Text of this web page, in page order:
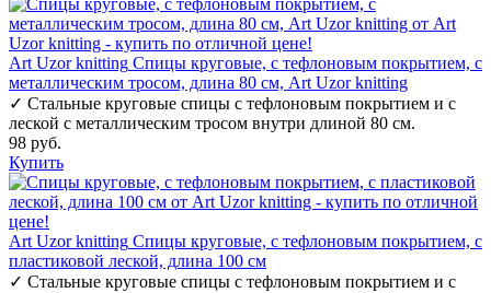
Art Uzor knitting Спицы круговые, с тефлоновым покрытием, с
металлическим тросом, длина 80 см, Art Uzor knitting
✓ Стальные круговые спицы с тефлоновым покрытием и с
леской с металлическим тросом внутри длиной 80 см.
98 руб.
Купить
Art Uzor knitting Спицы круговые, с тефлоновым покрытием, с
пластиковой леской, длина 100 см
✓ Стальные круговые спицы с тефлоновым покрытием и с